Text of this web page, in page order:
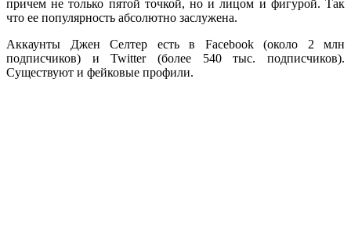
причем не только пятой точкой, но и лицом и фигурой. Так
что ее популярность абсолютно заслужена.
Аккаунты Джен Селтер есть в Facebook (около 2 млн
подписчиков) и Twitter (более 540 тыс. подписчиков).
Существуют и фейковые профили.